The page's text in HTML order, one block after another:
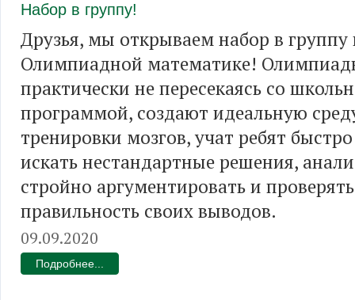
Набор в группу!
Друзья, мы открываем набор в группу
Олимпиадной математике!
практически не пересекаясь со
программой, создают идеальную
тренировки мозгов, учат ребят
искать нестандартные решения,
стройно аргументировать и проверять
правильность своих выводов.
09.09.2020
Подробнее...